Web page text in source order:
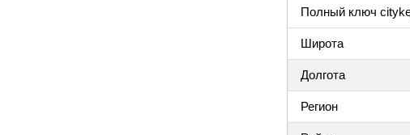
Полный ключ
Широта
Долгота
Регион